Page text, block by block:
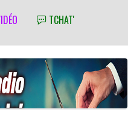
TCHAT'